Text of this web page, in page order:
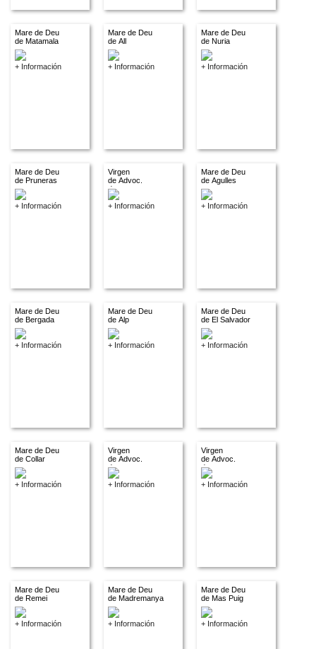
Mare de Deu
de Matamala
+ Información
Mare de Deu
de All
+ Información
Mare de Deu
de Nuria
+ Información
Mare de Deu
de Pruneras
+ Información
Virgen
de Advoc.
descon.
+ Información
Mare de Deu
de Agulles
+ Información
Mare de Deu
de Bergada
+ Información
Mare de Deu
de Alp
+ Información
Mare de Deu
de El Salvador
+ Información
Mare de Deu
de Collar
+ Información
Virgen
de Advoc.
descon.
+ Información
Virgen
de Advoc.
descon.
+ Información
Mare de Deu
de Remei
+ Información
Mare de Deu
de Madremanya
+ Información
Mare de Deu
de Mas Puig
+ Información